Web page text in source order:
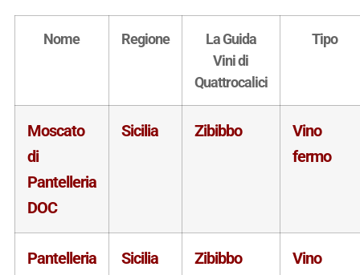
Nome Regione
La Guida
Vini di
Quattrocalici
Tipo
Moscato
di
Pantelleria
DOC
Sicilia Zibibbo
Vino
fermo
Pantelleria
Sicilia Zibibbo
Vino